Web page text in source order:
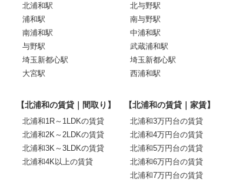
北浦和駅
浦和駅
南浦和駅
与野駅
埼玉新都心駅
大宮駅
北与野駅
南与野駅
中浦和駅
武蔵浦和駅
埼玉新都心駅
西浦和駅
【北浦和の賃貸｜間取り】
北浦和1R～1LDKの賃貸
北浦和2K～2LDKの賃貸
北浦和3K～3LDKの賃貸
北浦和4K以上の賃貸
【北浦和の賃貸｜家賃】
北浦和3万円台の賃貸
北浦和4万円台の賃貸
北浦和5万円台の賃貸
北浦和6万円台の賃貸
北浦和7万円台の賃貸